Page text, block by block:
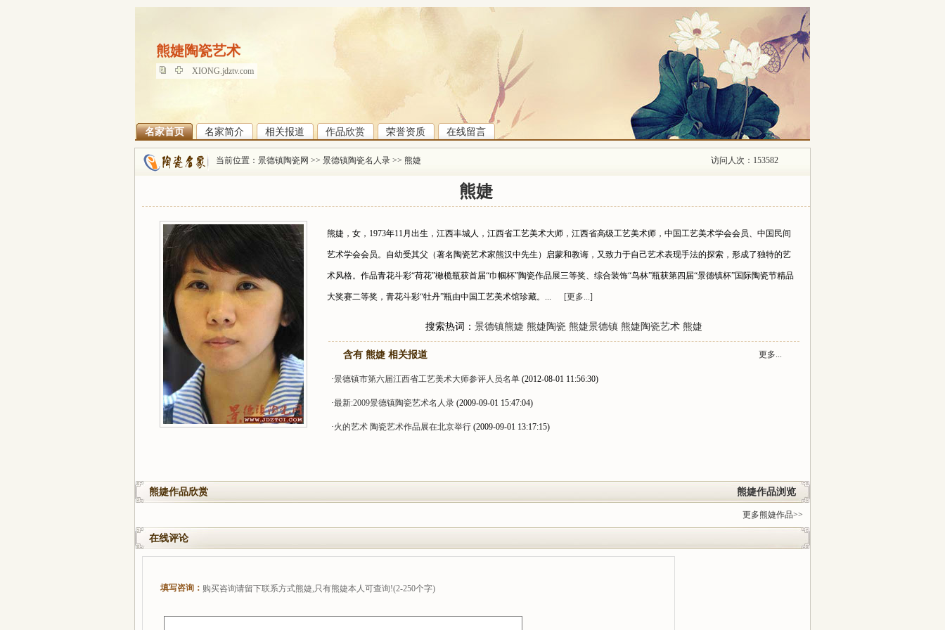
熊婕陶瓷艺术
熊婕陶瓷艺术
XIONG.jdztv.com
名家首页 名家简介 相关报道 作品欣赏 荣誉资质 在线留言
访问人次：153582
当前位置： 景德镇陶瓷网 >> 景德镇陶瓷名人录 >> 熊婕
熊婕
熊婕，女，1973年11月出生，江西丰城人，江西省工艺美术大师，江西省高级工艺美术师，中国工艺美术学会会员、中国民间
艺术学会会员。自幼受其父（著名陶瓷艺术家熊汉中先生）启蒙和教诲，又致力于自己艺术表现手法的探索，形成了独特的艺
术风格。作品青花斗彩“荷花”橄榄瓶获首届“巾帼杯”陶瓷作品展三等奖、综合装饰“鸟林”瓶获第四届“景德镇杯”国际陶瓷节精品
大奖赛二等奖，青花斗彩“牡丹”瓶由中国工艺美术馆珍藏。... [更多...]
搜索热词： 景德镇熊婕 熊婕陶瓷 熊婕景德镇 熊婕陶瓷艺术 熊婕
含有 熊婕 相关报道 更多...
·景德镇市第六届江西省工艺美术大师参评人员名单 (2012-08-01 11:56:30)
·最新:2009景德镇陶瓷艺术名人录 (2009-09-01 15:47:04)
·火的艺术 陶瓷艺术作品展在北京举行 (2009-09-01 13:17:15)
熊婕作品浏览
熊婕作品欣赏
更多熊婕作品>>
在线评论
填写咨询： 购买咨询请留下联系方式熊婕,只有熊婕本人可查询!(2-250个字)